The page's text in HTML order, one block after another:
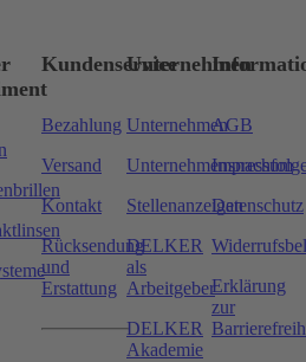
Kundenservice
Bezahlung
Versand
Kontakt
Rücksendung
und
Erstattung
Unternehmen
Unternehmen
Stellenanzeigen
DELKER
als
Arbeitgeber
DELKER
Akademie
AGB
Impressum
Datenschutz
Erklärung
zur